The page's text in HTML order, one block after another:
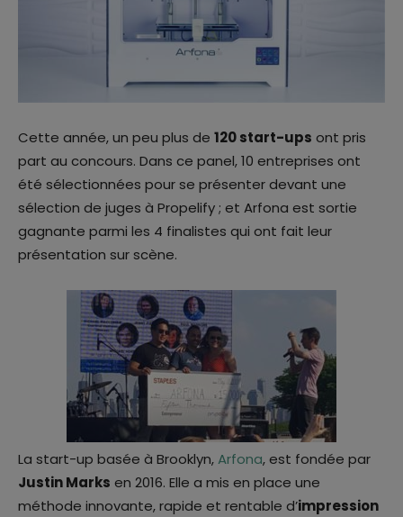
Cette année, un peu plus de 120 start-ups ont pris
part au concours. Dans ce panel, 10 entreprises ont
été sélectionnées pour se présenter devant une
sélection de juges à Propelify ; et Arfona est sortie
gagnante parmi les 4 finalistes qui ont fait leur
présentation sur scène.
La start-up basée à Brooklyn,Arfona, est fondée par
Justin Marks en 2016. Elle a mis en place une
méthode innovante, rapide et rentable d’impression